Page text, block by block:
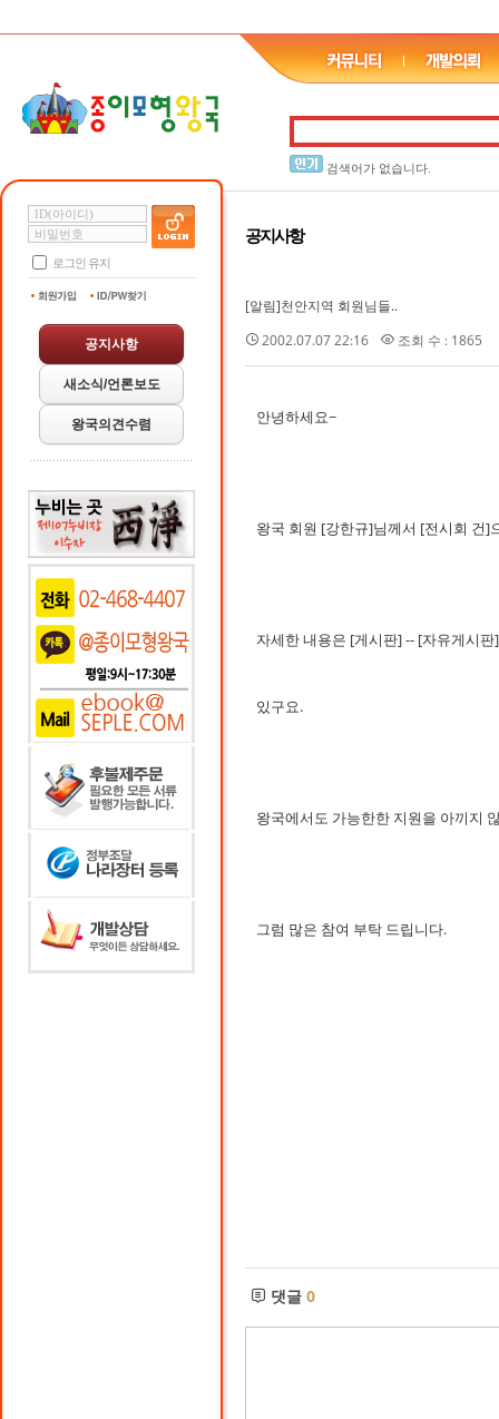
검색어가 없습니다.
로그인 유지
공지사항
새소식/언론보도
왕국의견수렴
공지사항
[알림]천안지역 회원님들..
2002.07.07 22:16
조회 수 : 1865
안녕하세요~
왕국 회원 [강한규]님께서 [전시회 건]
자세한 내용은 [게시판] -- [자유게시
있구요.
왕국에서도 가능한한 지원을 아끼지
그럼 많은 참여 부탁 드립니다.
댓글 0